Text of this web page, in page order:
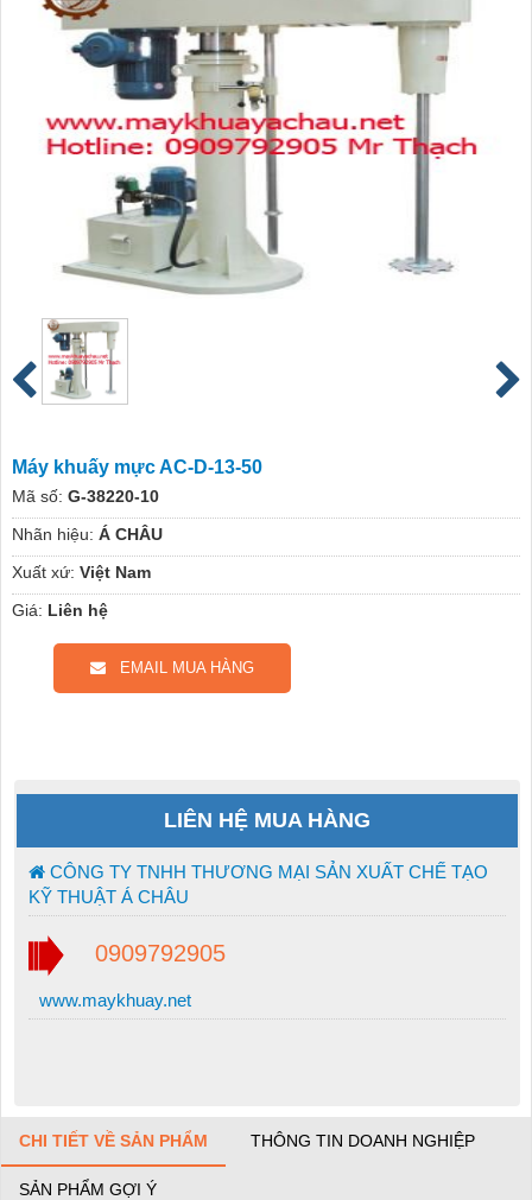
Máy khuấy mực AC-D-13-50
Mã số: G-38220-10
Nhãn hiệu: Á CHÂU
Xuất xứ: Việt Nam
Giá: Liên hệ
EMAIL MUA HÀNG
LIÊN HỆ MUA HÀNG
CÔNG TY TNHH THƯƠNG MẠI SẢN XUẤT CHẾ TẠO
KỸ THUẬT Á CHÂU
0909792905
www.maykhuay.net
CHI TIẾT VỀ SẢN PHẨM THÔNG TIN DOANH NGHIỆP
SẢN PHẨM GỢI Ý